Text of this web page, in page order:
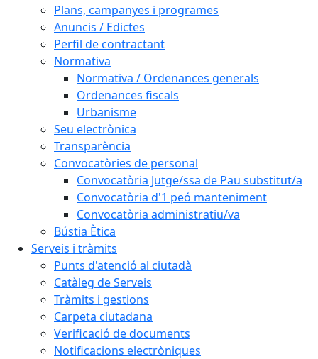
Plans, campanyes i programes
Anuncis / Edictes
Perfil de contractant
Normativa
Normativa / Ordenances generals
Ordenances fiscals
Urbanisme
Seu electrònica
Transparència
Convocatòries de personal
Convocatòria Jutge/ssa de Pau substitut/a
Convocatòria d'1 peó manteniment
Convocatòria administratiu/va
Bústia Ètica
Serveis i tràmits
Punts d'atenció al ciutadà
Catàleg de Serveis
Tràmits i gestions
Carpeta ciutadana
Verificació de documents
Notificacions electròniques